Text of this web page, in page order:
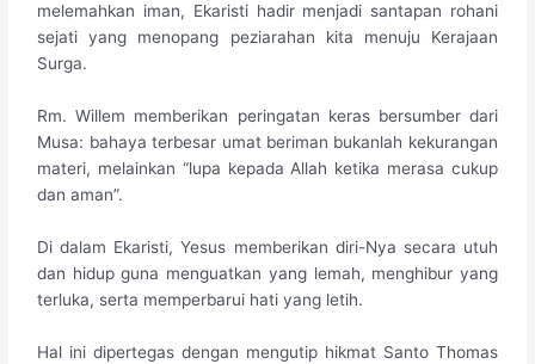
melemahkan iman, Ekaristi hadir menjadi santapan rohani
sejati yang menopang peziarahan kita menuju Kerajaan
Surga.
Rm. Willem memberikan peringatan keras bersumber dari
Musa: bahaya terbesar umat beriman bukanlah kekurangan
materi, melainkan “lupa kepada Allah ketika merasa cukup
dan aman”.
Di dalam Ekaristi, Yesus memberikan diri-Nya secara utuh
dan hidup guna menguatkan yang lemah, menghibur yang
terluka, serta memperbarui hati yang letih.
Hal ini dipertegas dengan mengutip hikmat Santo Thomas